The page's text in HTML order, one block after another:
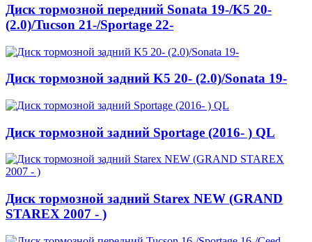
Диск тормозной передний Sonata 19-/K5 20-
(2.0)/Tucson 21-/Sportage 22-
Диск тормозной задний K5 20- (2.0)/Sonata 19-
Диск тормозной задний Sportage (2016- ) QL
Диск тормозной задний Starex NEW (GRAND
STAREX 2007 - )